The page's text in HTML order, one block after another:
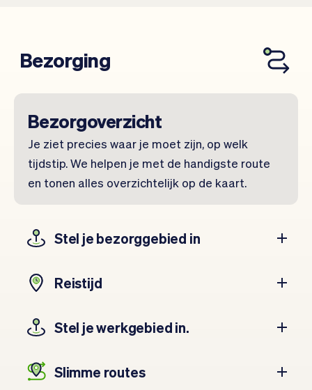
Bezorging
Bezorgoverzicht
Je ziet precies waar je moet zijn, op welk
tijdstip. We helpen je met de handigste route
en tonen alles overzichtelijk op de kaart.
Stel je bezorggebied in
Reistijd
Stel je werkgebied in.
Slimme routes